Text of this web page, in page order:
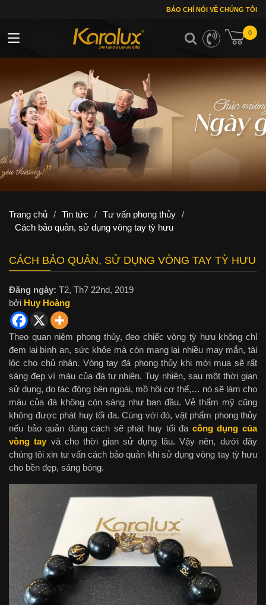
BÁO CHÍ NÓI VỀ CHÚNG TÔI
0
Toggle navigation
Trang chủ / Tin tức / Tư vấn phong thủy /
Cách bảo quản, sử dụng vòng tay tỳ hưu
CÁCH BẢO QUẢN, SỬ DỤNG VÒNG TAY TỲ HƯU
Đăng ngày: T2, Th7 22nd, 2019
bởi Huy Hoàng
Theo quan niệm phong thủy, đeo chiếc vòng tỳ hưu không chỉ
đem lại bình an, sức khỏe mà còn mang lại nhiều may mắn, tài
lộc cho chủ nhân. Vòng tay đá phong thủy khi mới mua sẽ rất
sáng đẹp vì màu của đá tự nhiên. Tuy nhiên, sau một thời gian
sử dụng, do tác động bên ngoài, mồ hôi cơ thể,… nó sẽ làm cho
màu của đá không còn sáng như ban đầu. Vẻ thẩm mỹ cũng
không được phát huy tối đa. Cùng với đó, vật phẩm phong thủy
nếu bảo quản đúng cách sẽ phát huy tối đa công dụng của
vòng tay và cho thời gian sử dụng lâu. Vậy nên, dưới đây
chúng tôi xin tư vấn cách bảo quản khi sử dụng vòng tay tỳ hưu
cho bền đẹp, sáng bóng.